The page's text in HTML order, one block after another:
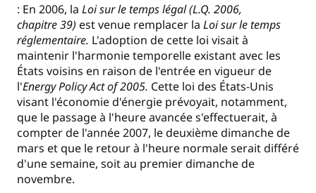
: En 2006, la Loi sur le temps légal (L.Q. 2006,
chapitre 39) est venue remplacer la Loi sur le temps
réglementaire. L'adoption de cette loi visait à
maintenir l'harmonie temporelle existant avec les
États voisins en raison de l'entrée en vigueur de
l'Energy Policy Act of 2005. Cette loi des États-Unis
visant l'économie d'énergie prévoyait, notamment,
que le passage à l'heure avancée s'effectuerait, à
compter de l'année 2007, le deuxième dimanche de
mars et que le retour à l'heure normale serait différé
d'une semaine, soit au premier dimanche de
novembre.